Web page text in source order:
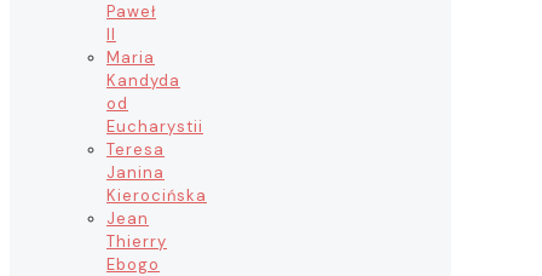
Paweł
II
Maria
Kandyda
od
Eucharystii
Teresa
Janina
Kierocińska
Jean
Thierry
Ebogo